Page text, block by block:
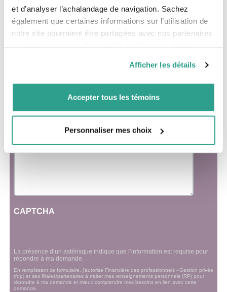
et d’analyser l’achalandage de navigation. Sachez
également que certaines informations sur l’utilisation de
notre site pourraient être partagées avec nos partenaires
vous leur auriez fournies ou qu’ils auraient collectées lors
de votre utilisation de leurs services.
Afficher les détails
Accepter tous les témoins
Personnaliser mes choix
Votre profession *
Message*
CAPTCHA
La présence d’un astérisque indique que l’information est requise pour
répondre à ma demande.
En remplissant ce formulaire, j’autorise Financière des professionnels - Gestion privée
(fdp) et ses filiales/partenaires à traiter mes renseignements personnels (RP) pour
répondre à ma demande et mieux comprendre mes besoins en lien avec cette
demande.